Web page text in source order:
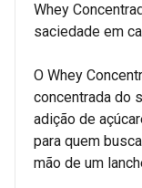
Whey
saciedade em
O Whey
concentrada do
adição de
para quem
mão de um